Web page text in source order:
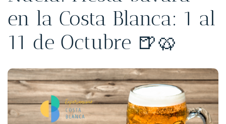
en la Costa Blanca: 1 al
11 de Octubre 🍺🥨